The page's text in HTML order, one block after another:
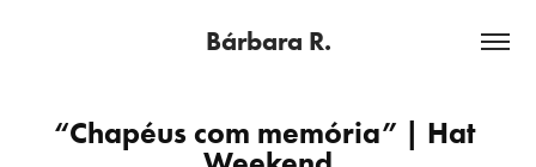
Bárbara R.
“Chapéus com memória” | Hat